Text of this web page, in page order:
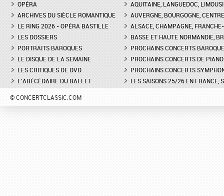
OPÉRA
ARCHIVES DU SIÈCLE ROMANTIQUE
LE RING 2026 - OPÉRA BASTILLE
LES DOSSIERS
PORTRAITS BAROQUES
LE DISQUE DE LA SEMAINE
LES CRITIQUES DE DVD
L'ABÉCÉDAIRE DU BALLET
AQUITAINE, LANGUEDOC,
AUVERGNE, BOURGOGNE, CENTRE
ALSACE, CHAMPAGNE,
BASSE ET HAUTE NORMANDIE,
PROCHAINS CONCERTS
PROCHAINS CONCERTS DE PIANO
PROCHAINS CONCERTS
LES SAISONS 25/26 EN FRANCE,
© CONCERTCLASSIC.COM